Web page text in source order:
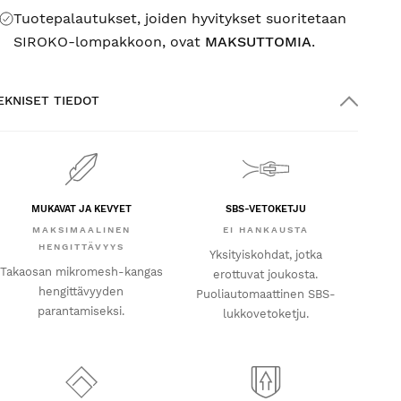
Tuotepalautukset, joiden hyvitykset suoritetaan
SIROKO-lompakkoon, ovat MAKSUTTOMIA.
TIEDOT
MUKAVAT JA KEVYET
MAKSIMAALINEN
HENGITTÄVYYS
Takaosan mikromesh-kangas
hengittävyyden
parantamiseksi.
SBS-VETOKETJU
EI HANKAUSTA
Yksityiskohdat, jotka
erottuvat joukosta.
Puoliautomaattinen SBS-
lukkovetoketju.